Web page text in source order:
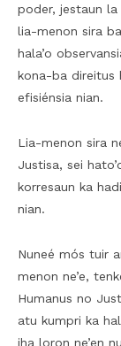
poder, jestaun la
lia-menon sira
hala’o
kona-ba direitus
efisiénsia nian.
Lia-menon sira
Justisa, sei
korresaun ka
nian.
Nuneé mós tuir
menon ne’e,
Humanus no
atu kumpri ka
iha loron ne’en